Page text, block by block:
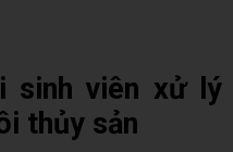
sinh viên xử lý
thủy sản